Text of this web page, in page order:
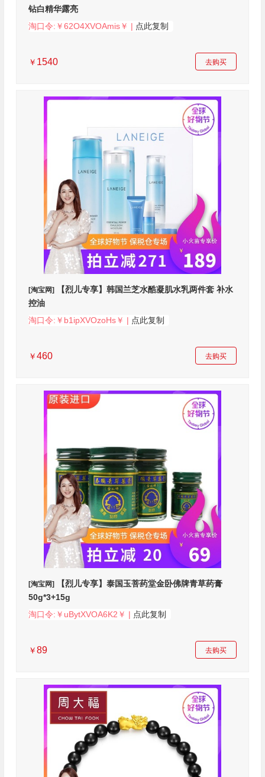
钻白精华露亮
淘口令:￥62O4XVOAmis￥ | 点此复制
￥ 1540 去购买
[淘宝网]【烈儿专享】韩国兰芝水酷凝肌水乳两件套 补水
控油
淘口令:￥b1ipXVOzoHs￥ | 点此复制
￥460 去购买
[淘宝网]【烈儿专享】泰国玉菩药堂金卧佛牌青草药膏
50g*3+15g
淘口令:￥uBytXVOA6K2￥ | 点此复制
￥89 去购买